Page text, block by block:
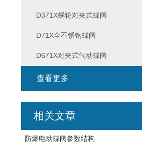
D371X蜗轮对夹式蝶阀
D71X全不锈钢蝶阀
D671X对夹式气动蝶阀
查看更多
相关文章
防爆电动蝶阀参数结构